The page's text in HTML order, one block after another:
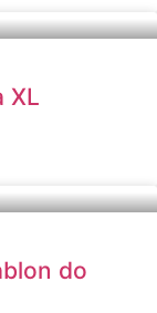
XL
do